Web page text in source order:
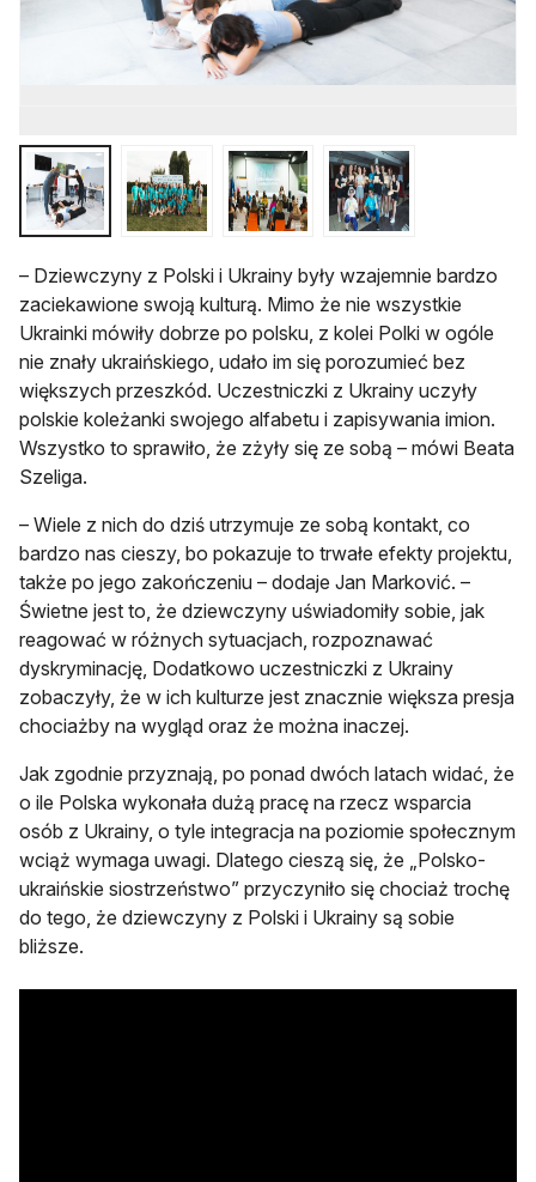
– Dziewczyny z Polski i Ukrainy były wzajemnie bardzo
zaciekawione swoją kulturą. Mimo że nie wszystkie
Ukrainki mówiły dobrze po polsku, z kolei Polki w ogóle
nie znały ukraińskiego, udało im się porozumieć bez
większych przeszkód. Uczestniczki z Ukrainy uczyły
polskie koleżanki swojego alfabetu i zapisywania imion.
Wszystko to sprawiło, że zżyły się ze sobą – mówi Beata
Szeliga.
– Wiele z nich do dziś utrzymuje ze sobą kontakt, co
bardzo nas cieszy, bo pokazuje to trwałe efekty projektu,
także po jego zakończeniu – dodaje Jan Marković. –
Świetne jest to, że dziewczyny uświadomiły sobie, jak
reagować w różnych sytuacjach, rozpoznawać
dyskryminację, Dodatkowo uczestniczki z Ukrainy
zobaczyły, że w ich kulturze jest znacznie większa presja
chociażby na wygląd oraz że można inaczej.
Jak zgodnie przyznają, po ponad dwóch latach widać, że
o ile Polska wykonała dużą pracę na rzecz wsparcia
osób z Ukrainy, o tyle integracja na poziomie społecznym
wciąż wymaga uwagi. Dlatego cieszą się, że „Polsko-
ukraińskie siostrzeństwo” przyczyniło się chociaż trochę
do tego, że dziewczyny z Polski i Ukrainy są sobie
bliższe.